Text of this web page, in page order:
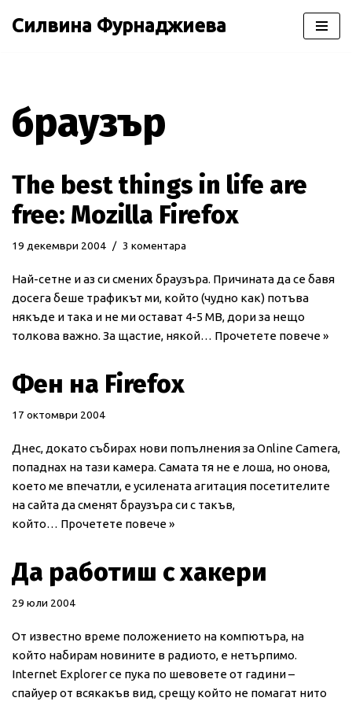
Силвина Фурнаджиева
браузър
The best things in life are
free: Mozilla Firefox
19 декември 2004 3 коментара
Най-сетне и аз си смених браузъра. Причината да се бавя
досега беше трафикът ми, който (чудно как) потъва
някъде и така и не ми остават 4-5 МВ, дори за нещо
толкова важно. За щастие, някой… Прочетете повече »
Фен на Firefox
17 октомври 2004
Днес, докато събирах нови попълнения за Online Camera,
попаднах на тази камера. Самата тя не е лоша, но онова,
което ме впечатли, е усилената агитация посетителите
на сайта да сменят браузъра си с такъв,
който… Прочетете повече »
Да работиш с хакери
29 юли 2004
От известно време положението на компютъра, на
който набирам новините в радиото, е нетърпимо.
Internet Explorer се пука по шевовете от гадини –
спайуер от всякакъв вид, срещу който не помагат нито